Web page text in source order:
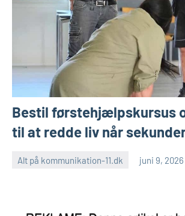
Bestil førstehjælpskursus
til at redde liv når
Alt på kommunikation-11.dk juni 9, 2026